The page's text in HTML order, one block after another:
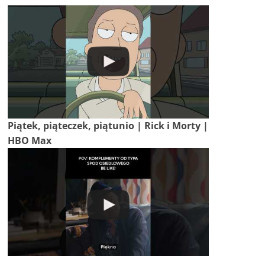
Piątek, piąteczek, piątunio | Rick i Morty |
HBO Max